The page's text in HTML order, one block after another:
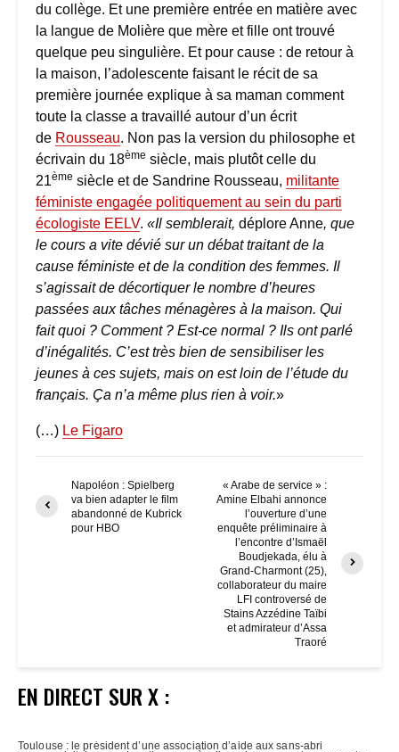
du collège. Et une première entrée en matière avec
la langue de Molière que mère et fille ont trouvé
quelque peu singulière. Et pour cause : de retour à
la maison, l’adolescente faisant le récit de sa
première journée explique à sa maman comment
toute la classe a travaillé autour d’un écrit
de Rousseau. Non pas la version du philosophe et
écrivain du 18ème siècle, mais plutôt celle du
21ème siècle et de Sandrine Rousseau, militante
féministe engagée politiquement au sein du parti
écologiste EELV. «Il semblerait, déplore Anne, que
le cours a vite dévié sur un débat traitant de la
cause féministe et de la condition des femmes. Il
s’agissait de décortiquer le nombre d’heures
passées aux tâches ménagères à la maison. Qui
fait quoi ? Comment ? Est-ce normal ? Ils ont parlé
d’inégalités. C’est très bien de sensibiliser les
jeunes à ces sujets, mais on est loin de l’étude du
français. Ça n’a même plus rien à voir.»
(…) Le Figaro
Napoléon : Spielberg
va bien adapter le film
abandonné de Kubrick
pour HBO
« Arabe de service » :
Amine Elbahi annonce
l’ouverture d’une
enquête préliminaire à
l’encontre d’Ismaël
Boudjekada, élu à
Grand-Charmont (25),
collaborateur du maire
LFI controversé de
Stains Azzédine Taïbi
et admirateur d’Assa
Traoré
EN DIRECT SUR X :